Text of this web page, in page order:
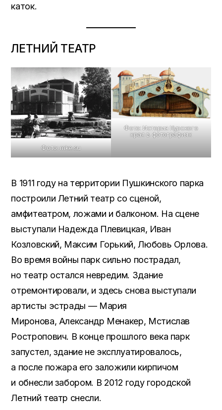
каток.
ЛЕТНИЙ ТЕАТР
Фото: mke.su
Фото: История Курского
края в фотографиях
В 1911 году на территории Пушкинского парка
построили Летний театр со сценой,
амфитеатром, ложами и балконом. На сцене
выступали Надежда Плевицкая, Иван
Козловский, Максим Горький, Любовь Орлова.
Во время войны парк сильно пострадал,
но театр остался невредим. Здание
отремонтировали, и здесь снова выступали
артисты эстрады — Мария
Миронова, Александр Менакер, Мстислав
Ростропович. В конце прошлого века парк
запустел, здание не эксплуатировалось,
а после пожара его заложили кирпичом
и обнесли забором. В 2012 году городской
Летний театр снесли.